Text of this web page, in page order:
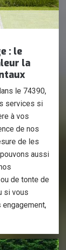
: le
la
le 74390,
services si
à vos
de nos
de les
aussi
de tonte de
si vous